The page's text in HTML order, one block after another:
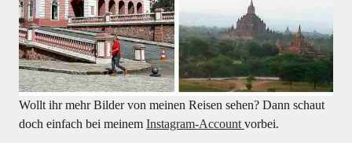
Wollt ihr mehr Bilder von meinen Reisen sehen? Dann schaut
doch einfach bei meinem Instagram-Account vorbei.